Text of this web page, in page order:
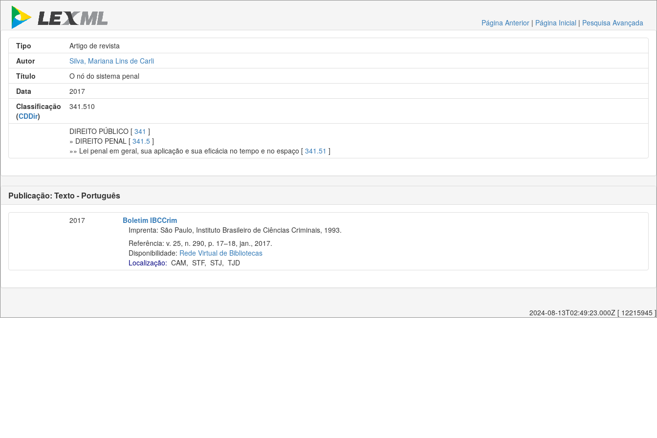
Página Anterior | Página Inicial | Pesquisa Avançada
Tipo
Artigo de revista
Autor
Silva, Mariana Lins de Carli
Título
O nó do sistema penal
Data
2017
Classificação
(CDDir)
341.510
DIREITO PÚBLICO [ 341 ]
» DIREITO PENAL [ 341.5 ]
»» Lei penal em geral, sua aplicação e sua eficácia no tempo e no espaço [ 341.51 ]
Publicação: Texto - Português
2017
Boletim IBCCrim
Imprenta: São Paulo, Instituto Brasileiro de Ciências Criminais, 1993.
Referência: v. 25, n. 290, p. 17–18, jan., 2017.
Disponibilidade: Rede Virtual de Bibliotecas
Localização: CAM, STF, STJ, TJD
2024-08-13T02:49:23.000Z [ 12215945 ]